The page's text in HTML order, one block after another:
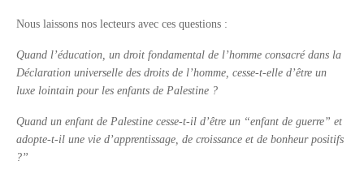
Nous laissons nos lecteurs avec ces questions :
Quand l’éducation, un droit fondamental de l’homme consacré dans la
Déclaration universelle des droits de l’homme, cesse-t-elle d’être un
luxe lointain pour les enfants de Palestine ?
Quand un enfant de Palestine cesse-t-il d’être un “enfant de guerre” et
adopte-t-il une vie d’apprentissage, de croissance et de bonheur positifs
?”